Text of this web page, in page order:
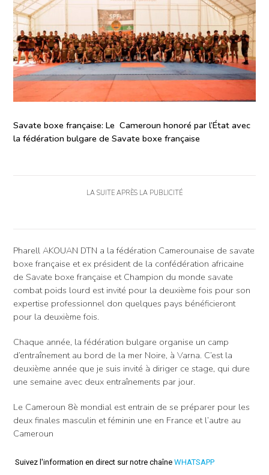
Savate boxe française: Le Cameroun honoré par l’État avec
la fédération bulgare de Savate boxe française
LA SUITE APRÈS LA PUBLICITÉ
Pharell AKOUAN DTN a la fédération Camerounaise de savate
boxe française et ex président de la confédération africaine
de Savate boxe française et Champion du monde savate
combat poids lourd est invité pour la deuxième fois pour son
expertise professionnel don quelques pays bénéficieront
pour la deuxième fois.
Chaque année, la fédération bulgare organise un camp
d’entraînement au bord de la mer Noire, à Varna. C’est la
deuxième année que je suis invité à diriger ce stage, qui dure
une semaine avec deux entraînements par jour.
Le Cameroun 8è mondial est entrain de se préparer pour les
deux finales masculin et féminin une en France et l’autre au
Cameroun
Suivez l'information en direct sur notre chaîne WHATSAPP